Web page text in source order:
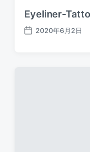
Eyeliner-
发
2020年6月2日